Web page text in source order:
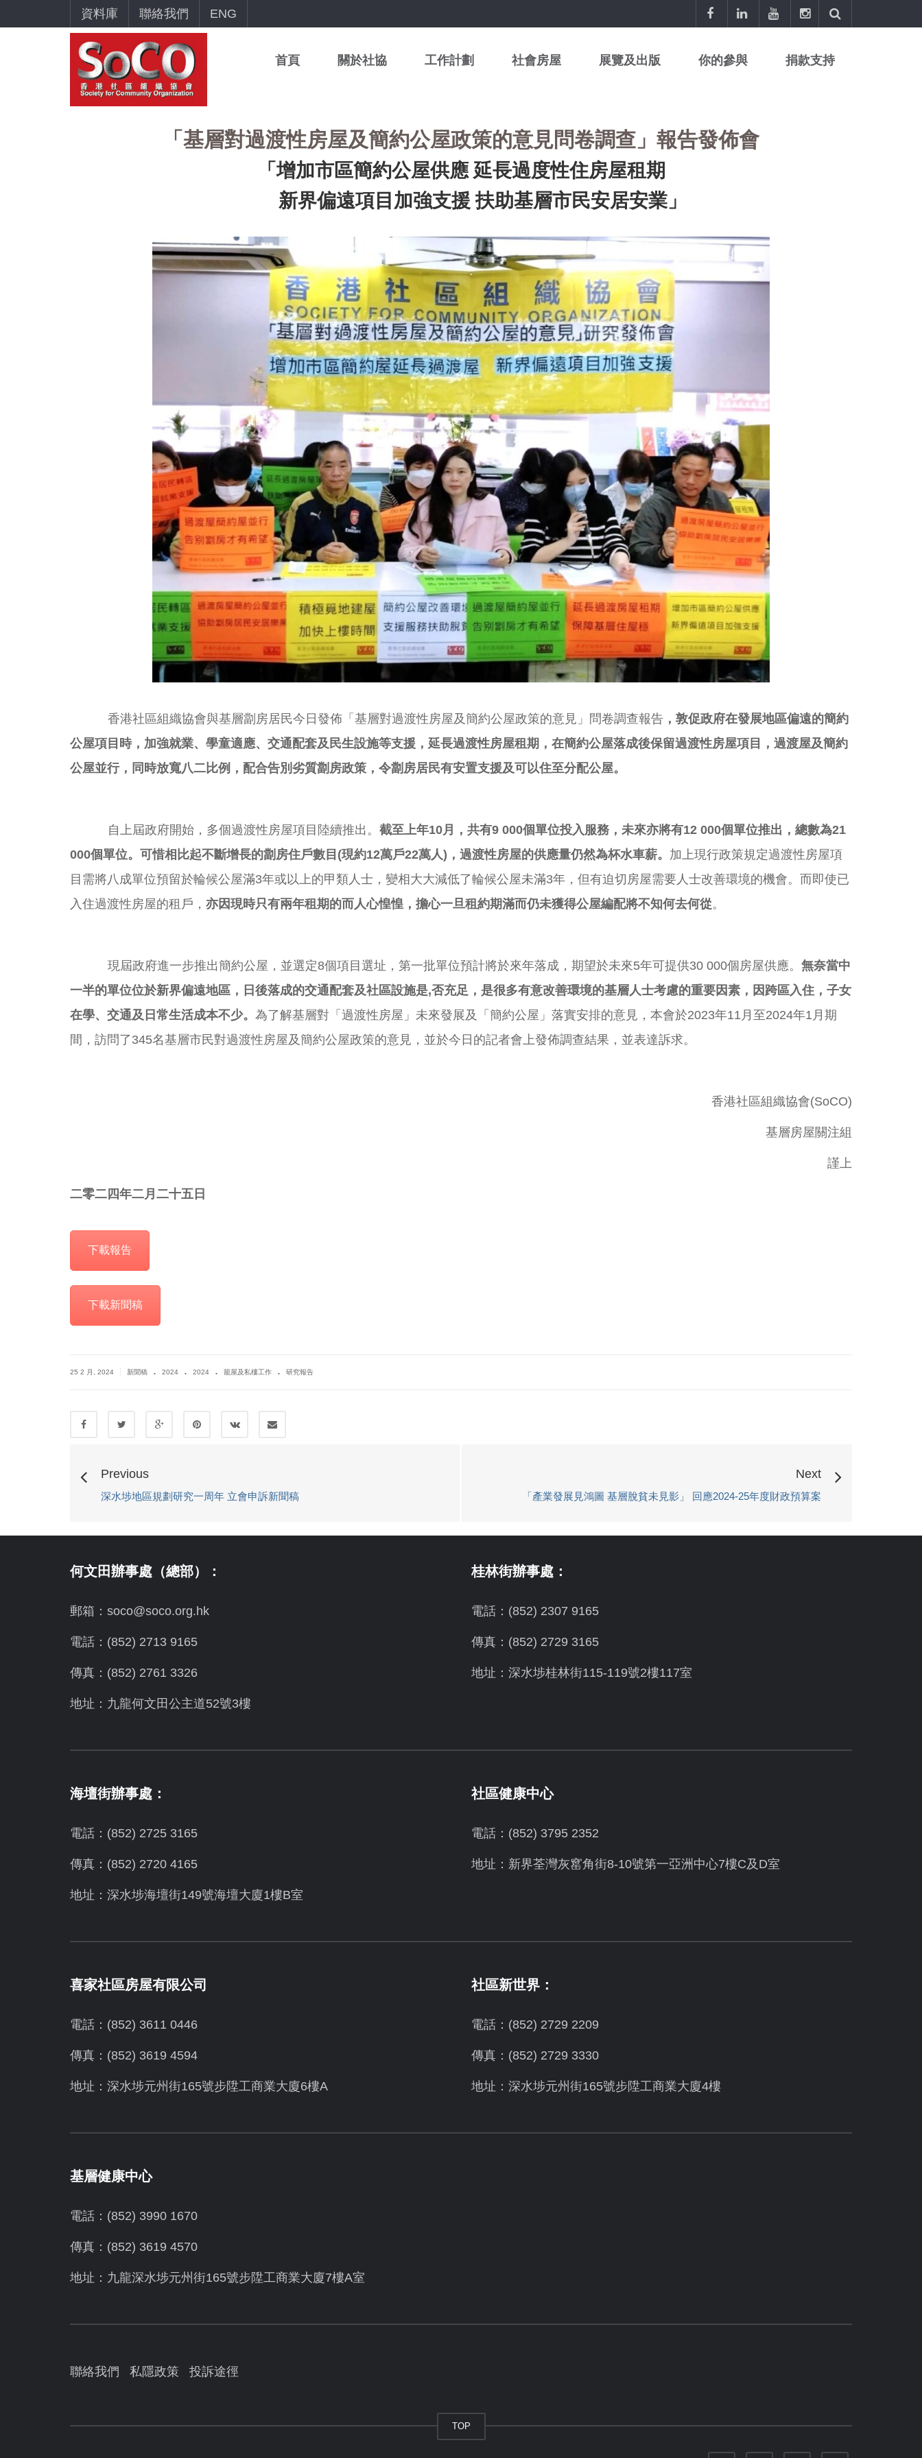
資料庫 聯絡我們 ENG
首頁 關於社協 工作計劃 社會房屋 展覽及出版 你的參與 捐款支持
「基層對過渡性房屋及簡約公屋政策的意見問卷調查」報告發佈會
「增加市區簡約公屋供應 延長過度性住房屋租期
新界偏遠項目加強支援 扶助基層市民安居安業」
香港社區組織協會與基層劏房居民今日發佈「基層對過渡性房屋及簡約公屋政策的意見」問卷調查報告 ，敦促政府在發展地區偏遠的簡約
公屋項目時，加強就業、學童適應、交通配套及民生設施等支援，延長過渡性房屋租期，在簡約公屋落成後保留過渡性房屋項目，過渡屋及簡約
公屋並行，同時放寬八二比例，配合告別劣質劏房政策，令劏房居民有安置支援及可以住至分配公屋。
自上屆政府開始，多個過渡性房屋項目陸續推出。 截至上年10月，共有9 000個單位投入服務，未來亦將有12 000個單位推出，總數為21
000個單位。可惜相比起不斷增長的劏房住戶數目 (現約12萬戶22萬人) ，過渡性房屋的供應量仍然為杯水車薪。 加上現行政策規定過渡性房屋項
目需將八成單位預留於輪候公屋滿3年或以上的甲類人士，變相大大減低了輪候公屋未滿3年，但有迫切房屋需要人士改善環境的機會。而即使已
入住過渡性房屋的租戶， 亦因現時只有兩年租期的而人心惶惶，擔心一旦租約期滿而仍未獲得公屋編配將不知何去何從。
現屆政府進一步推出簡約公屋，並選定8個項目選址，第一批單位預計將於來年落成，期望於未來5年可提供30 000個房屋供應。 無奈當中
一半的單位位於新界偏遠地區，日後落成的交通配套及社區設施是,否充足 ，是很多有意改善環境的基層人士考慮的重要因素，因跨區入住，子女
在學、交通及日常生活成本不少。 為了解基層對「過渡性房屋」未來發展及「簡約公屋」落實安排的意見，本會於2023年11月至2024年1月期
間，訪問了345名基層市民對過渡性房屋及簡約公屋政策的意見，並於今日的記者會上發佈調查結果，並表達訴求。
香港社區組織協會(SoCO)
基層房屋關注組
謹上
二零二四年二月二十五日
下載報告
下載新聞稿
25 2 月, 2024 新聞稿 . 2024 . 2024 . 籠屋及私樓工作 . 研究報告
Previous
深水埗地區規劃研究一周年 立會申訴新聞稿
Next
「產業發展見鴻圖 基層脫貧未見影」 回應2024-25年度財政預算案
何文田辦事處（總部）：
郵箱：soco@soco.org.hk
電話：(852) 2713 9165
傳真：(852) 2761 3326
地址：九龍何文田公主道52號3樓
桂林街辦事處：
電話：(852) 2307 9165
傳真：(852) 2729 3165
地址：深水埗桂林街115-119號2樓117室
海壇街辦事處：
電話：(852) 2725 3165
傳真：(852) 2720 4165
地址：深水埗海壇街149號海壇大廈1樓B室
社區健康中心
電話：(852) 3795 2352
地址：新界荃灣灰窰角街8-10號第一亞洲中心7樓C及D室
喜家社區房屋有限公司
電話：(852) 3611 0446
傳真：(852) 3619 4594
地址： 深水埗元州街165號步陞工商業大廈6樓A
社區新世界：
電話：(852) 2729 2209
傳真：(852) 2729 3330
地址：深水埗元州街165號步陞工商業大廈4樓
基層健康中心
電話：(852) 3990 1670
傳真：(852) 3619 4570
地址：九龍深水埗元州街165號步陞工商業大廈7樓A室
聯絡我們 私隱政策 投訴途徑
TOP